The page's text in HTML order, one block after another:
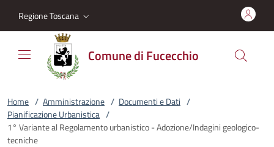
Regione Toscana
Comune di Fucecchio
Home / Amministrazione / Documenti e Dati /
Pianificazione Urbanistica /
1° Variante al Regolamento urbanistico - Adozione/Indagini geologico-
tecniche